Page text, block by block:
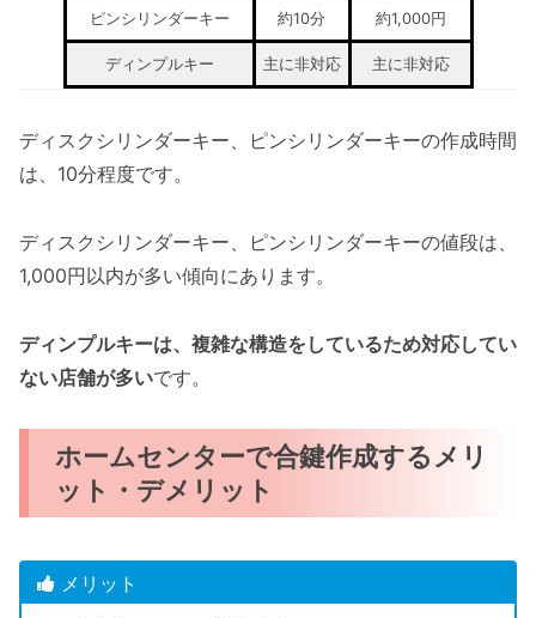
ピンシリンダーキー 約10分 約1,000円
ディンプルキー 主に非対応 主に非対応
ディスクシリンダーキー、ピンシリンダーキーの作成時間
は、10分程度です。
ディスクシリンダーキー、ピンシリンダーキーの値段は、
1,000円以内が多い傾向にあります。
ディンプルキーは、複雑な構造をしているため対応してい
ない店舗が多いです。
ホームセンターで合鍵作成するメリ
ット・デメリット
メリット